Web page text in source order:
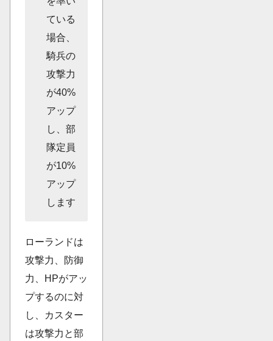
ている
場合、
騎兵の
攻撃力
が40%
アップ
し、部
隊定員
が10%
アップ
します
ローランドは
攻撃力、防御
力、HPがアッ
プするのに対
し、カスター
は攻撃力と部